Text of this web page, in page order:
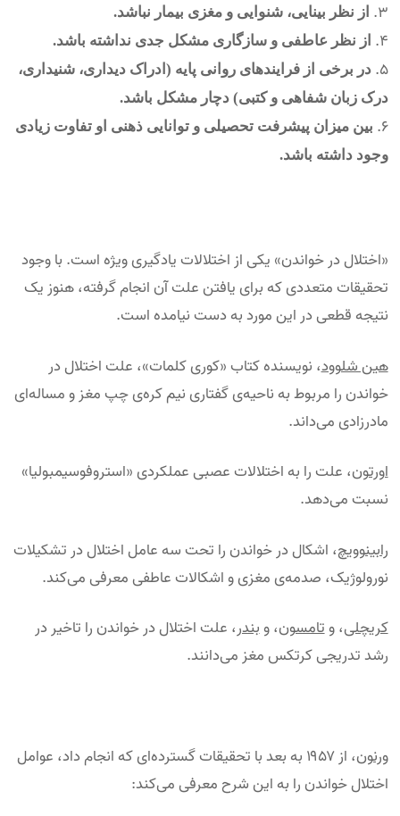
از نظر بینایی، شنوایی و مغزی بیمار نباشد.
از نظر عاطفی و سازگاری مشکل جدی نداشته باشد.
در برخی از فرایندهای روانی پایه (ادراک دیداری، شنیداری،
درک زبان شفاهی و کتبی) دچار مشکل باشد.
بین میزان پیشرفت تحصیلی و توانایی ذهنی او تفاوت زیادی
وجود داشته باشد.
«اختلال در خواندن» یکی از اختلالات یادگیری ویژه است. با وجود
تحقیقات متعددی که برای یافتن علت آن انجام گرفته، هنوز یک
نتیجه قطعی در این مورد به دست نیامده است.
هین شلوود، نویسنده کتاب «کوری کلمات»، علت اختلال در
خواندن را مربوط به ناحیه‌ی گفتاری نیم کره‌ی چپ مغز و مساله‌ای
مادرزادی می‌داند.
اورتون، علت را به اختلالات عصبی عملکردی «استروفوسیمبولیا»
نسبت می‌دهد.
رابینوویچ، اشکال در خواندن را تحت سه عامل اختلال در تشکیلات
نورولوژیک، صدمه‌ی مغزی و اشکالات عاطفی معرفی می‌کند.
کریچلی، وتامسون، وبندر، علت اختلال در خواندن را تاخیر در
رشد تدریجی کرتکس مغز می‌دانند.
ورنون
، از ۱۹۵۷ به بعد با تحقیقات گسترده‌ای که انجام داد، عوامل
اختلال خواندن را به این شرح معرفی می‌کند: